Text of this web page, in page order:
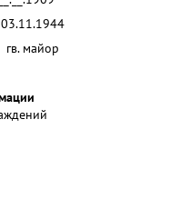
03.11.1944
гв. майор